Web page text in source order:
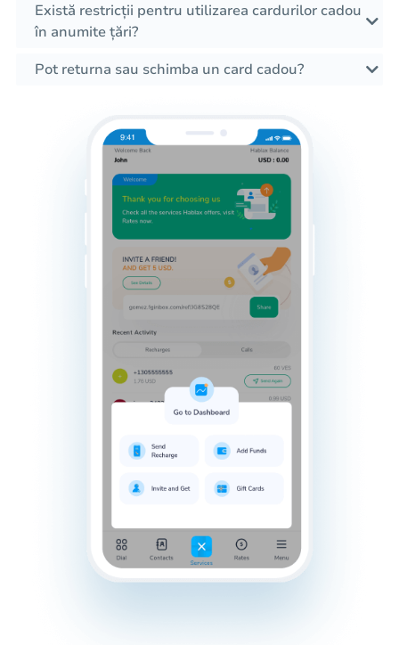
Există restricții pentru utilizarea cardurilor cadou
în anumite țări?
Pot returna sau schimba un card cadou?